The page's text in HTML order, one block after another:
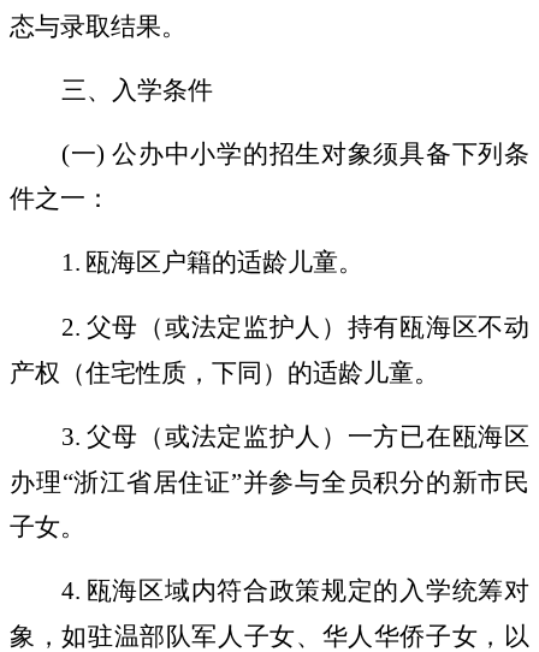
态与录取结果。
三、入学条件
(一)公办中小学的招生对象须具备下列条
件之一：
1. 瓯海区户籍的适龄儿童。
2. 父母（或法定监护人）持有瓯海区不动
产权（住宅性质，下同）的适龄儿童。
3. 父母（或法定监护人）一方已在瓯海区
办理“浙江省居住证”并参与全员积分的新市民
子女。
4. 瓯海区域内符合政策规定的入学统筹对
象，如驻温部队军人子女、华人华侨子女，以